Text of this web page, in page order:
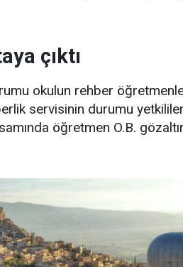
çıktı
okulun rehber
servisinin durumu
öğretmen O.B.